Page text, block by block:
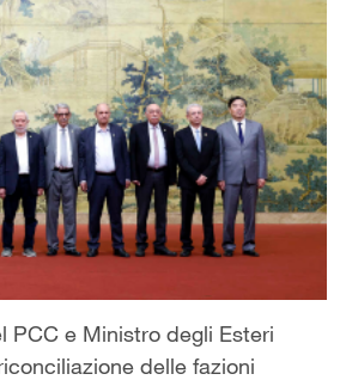
PCC e Ministro degli Esteri
delle fazioni